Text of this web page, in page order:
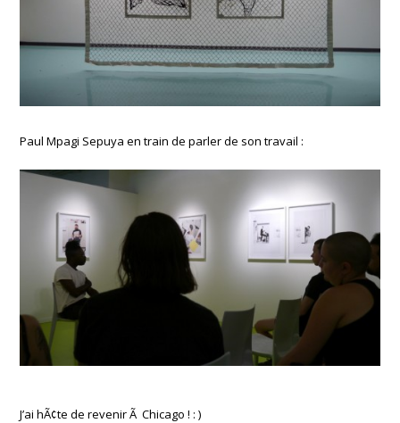
Paul Mpagi Sepuya en train de parler de son travail :
J’ai hÃ¢te de revenir Ã Chicago ! : )